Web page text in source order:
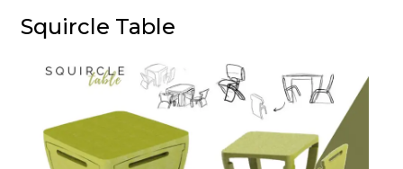
Squircle Table